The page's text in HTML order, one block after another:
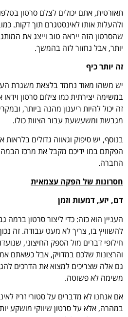
תאורטית, אתם יכולים לצלם סרטון
ולהעלות אותו לאינסטגרם תוך דקות.
שהסרטון הזה ייראה טוב וייצג את
יותר, אבל נחזור לזה בהמשך.
זה יותר כיף
יש משהו מאוד נחמד בלצאת משגרת
במשימה יצירתית כמו צילום סרטון
זה יכול להיות ריענון מהנה ביותר,
מגבשת ומשעשעת עבור הצוות כולו.
בנוסף, יש סיפוק וגאווה גדולים
הפקתם במו ידיכם מקבל את מרכז הבמה
החברה.
חסרונות של הפקה עצמאית
דם, יזע, דמעות וזמן
העניין הוא כזה: כדי ליצור סרטון
להשוויץ בו, צריך לא מעט עבודה. זה
חילופי דברים מול הספק החיצוני,
והרצונות שלכם במדויק, אבל כשאתם
גם אלה שצריכים למצוא את הדרכים
משימה לא פשוטה.
אם אנחנו לא מדברים על סטורי זריז
במהרה, אלא על סרטון שיווקי מושקע